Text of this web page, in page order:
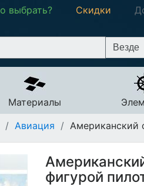
выбрать? Скидки
Материалы
/ Авиация / Американский
фигурой